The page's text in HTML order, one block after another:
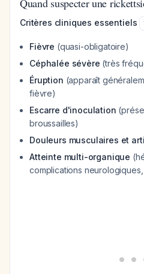
Quand suspecter une
Critères cliniques essentiels
Fièvre (quasi-obligatoire)
Céphalée sévère (très
Éruption (apparaît
fièvre)
Escarre d'inoculation
broussailles)
Douleurs musculaires et
Atteinte multi-organique
complications